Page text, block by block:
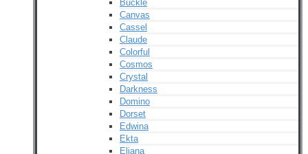
Buckle
Canvas
Cassel
Claude
Colorful
Cosmos
Crystal
Darkness
Domino
Dorset
Edwina
Ekta
Eliana